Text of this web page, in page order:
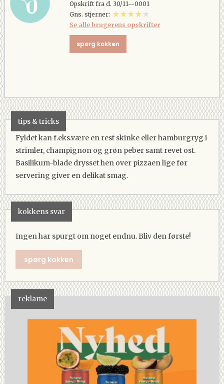
Opskrift fra d. 30/11--0001
Gns. stjerner:
Se alle brugerens opskrifter
spørg kokken
tips & tricks
Fyldet kan f.eks.være en rest skinke eller hamburgryg i
strimler, champignon og grøn peber samt revet ost.
Basilikum-blade drysset hen over pizzaen lige før
servering giver en delikat smag.
kokkens svar
Ingen har spurgt om noget endnu. Bliv den første!
spørg kokken
reklame